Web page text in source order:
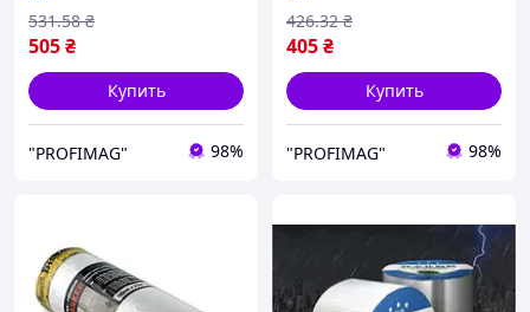
505₴
531.58 ₴
Купить
"PROFIMAG" 98%
405₴
426.32 ₴
Купить
"PROFIMAG" 98%